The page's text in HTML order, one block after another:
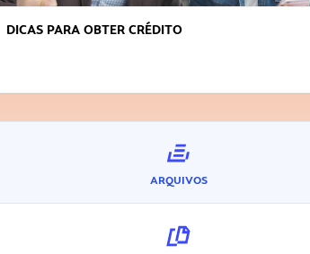
DICAS PARA OBTER CRÉDITO
ARQUIVOS